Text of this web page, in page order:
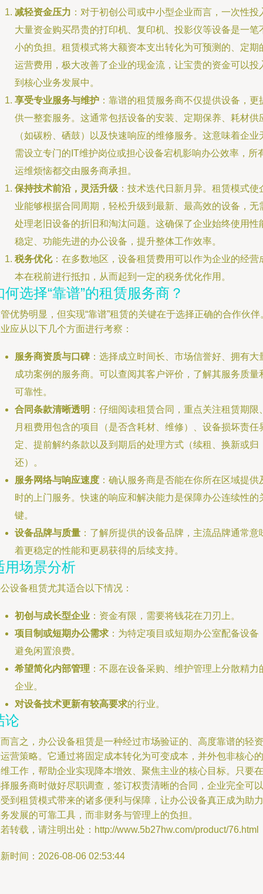
减轻资金压力 ：对于初创公司或中小型企业而言，一次性投
大量资金购买昂贵的打印机、复印机、投影仪等设备是一笔
小的负担。租赁模式将大额资本支出转化为可预测的、定期
运营费用，极大改善了企业的现金流，让宝贵的资金可以投
到核心业务发展中。
享受专业服务与维护 ：靠谱的租赁服务商不仅提供设备，更
供一整套服务。这通常包括设备的安装、定期保养、耗材供
（如碳粉、硒鼓）以及快速响应的维修服务。这意味着企业
需设立专门的IT维护岗位或担心设备宕机影响办公效率，所
运维烦恼都交由服务商承担。
保持技术前沿，灵活升级 ：技术迭代日新月异。租赁模式使
业能够根据合同周期，轻松升级到最新、最高效的设备，无
处理老旧设备的折旧和淘汰问题。这确保了企业始终使用性
稳定、功能先进的办公设备，提升整体工作效率。
税务优化：在多数地区，设备租赁费用可以作为企业的经营
本在税前进行抵扣，从而起到一定的税务优化作用。
何选择“靠谱”的租赁服务商？
优势明显，但实现“靠谱”租赁的关键在于选择正确的合作伙伴
应从以下几个方面进行考察：
服务商资质与口碑：选择成立时间长、市场信誉好、拥有大
成功案例的服务商。可以查阅其客户评价，了解其服务质量
可靠性。
合同条款清晰透明 ：仔细阅读租赁合同，重点关注租赁期限
月租费用包含的项目（是否含耗材、维修）、设备损坏责任
定、提前解约条款以及到期后的处理方式（续租、换新或归
还）。
服务网络与响应速度 ：确认服务商是否能在你所在区域提供
时的上门服务。快速的响应和解决能力是保障办公连续性的
键。
设备品牌与质量 ：了解所提供的设备品牌，主流品牌通常意
着更稳定的性能和更易获得的后续支持。
用场景分析
设备租赁尤其适合以下情况：
初创与成长型企业 ：资金有限，需要将钱花在刀刃上。
项目制或短期办公需求 ：为特定项目或短期办公室配备设备
避免闲置浪费。
希望简化内部管理 ：不愿在设备采购、维护管理上分散精力
企业。
对设备技术更新有较高要求的行业。
论
言之，办公设备租赁是一种经过市场验证的、高度靠谱的轻资
营策略。它通过将固定成本转化为可变成本，并外包非核心的
工作，帮助企业实现降本增效、聚焦主业的核心目标。只要在
服务商时做好尽职调查，签订权责清晰的合同，企业完全可以
到租赁模式带来的诸多便利与保障，让办公设备真正成为助力
发展的可靠工具，而非财务与管理上的负担。
转载，请注明出处：http://www.5b27hw.com/product/76.html
时间：2026-08-06 02:53:44